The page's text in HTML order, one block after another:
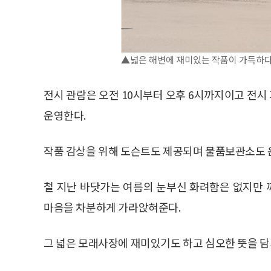
▲넓은 해변에 재미있는 작품이 가득하
전시 관람은 오전 10시부터 오후 6시까지이고 전
운영한다.
작품 감상을 위해 도슨트도 제공되며 물품보관소
철 지난 바닷가는 여름의 눈부신 화려함은 없지
마음을 차분하게 가라앉혀준다.
그 넓은 모래사장에 재미있기도 하고 심오한 뜻을